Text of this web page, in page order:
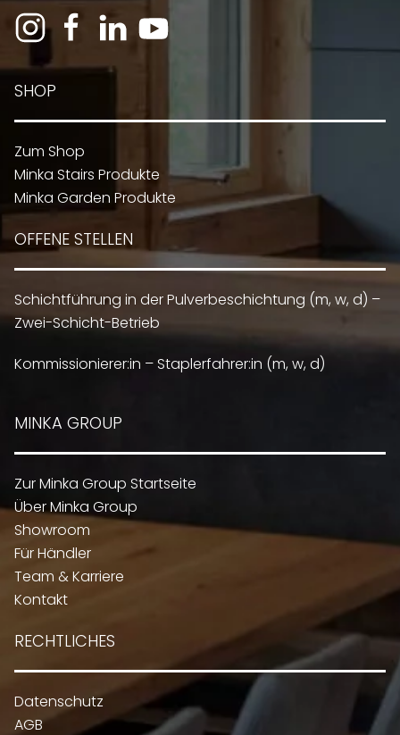
SHOP
Zum Shop
Minka Stairs Produkte
Minka Garden Produkte
OFFENE STELLEN
Schichtführung in der Pulverbeschichtung (m, w, d) –
Zwei-Schicht-Betrieb
Kommissionierer:in – Staplerfahrer:in (m, w, d)
MINKA GROUP
Zur Minka Group Startseite
Über Minka Group
Showroom
Für Händler
Team & Karriere
Kontakt
RECHTLICHES
Datenschutz
AGB